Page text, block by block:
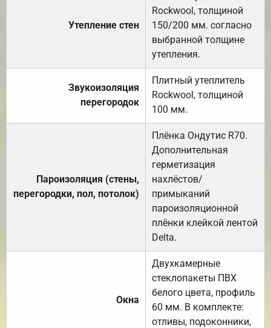
Утепление стен
Rockwool, толщиной
150/200 мм. согласно
выбранной толщине
утепления.
Звукоизоляция
перегородок
Плитный утеплитель
Rockwool, толщиной
100 мм.
Пароизоляция (стены,
перегородки, пол, потолок)
Плёнка Ондутис R70.
Дополнительная
герметизация
нахлёстов/
примыканий
пароизоляционной
плёнки клейкой лентой
Delta.
Окна
Двухкамерные
стеклопакеты ПВХ
белого цвета, профиль
60 мм. В комплекте:
отливы, подоконники,